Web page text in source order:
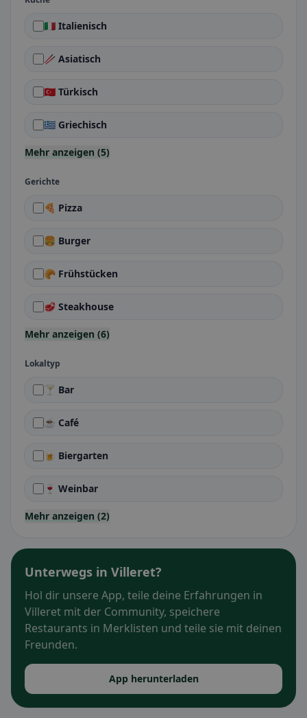
🇮🇹 Italienisch
🥢 Asiatisch
🇹🇷 Türkisch
🇬🇷 Griechisch
Mehr anzeigen (5)
Gerichte
🍕 Pizza
🍔 Burger
🥐 Frühstücken
🥩 Steakhouse
Mehr anzeigen (6)
Lokaltyp
🍸 Bar
☕ Café
🍺 Biergarten
🍷 Weinbar
Mehr anzeigen (2)
Unterwegs in Villeret?
Hol dir unsere App, teile deine Erfahrungen in
Villeret mit der Community, speichere
Restaurants in Merklisten und teile sie mit deinen
Freunden.
App herunterladen